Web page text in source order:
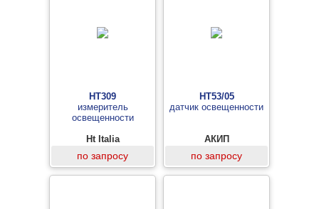
HT309
измеритель
освещенности
Ht Italia
по запросу
HT53/05
датчик освещенности
АКИП
по запросу